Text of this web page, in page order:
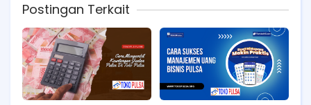
Postingan Terkait